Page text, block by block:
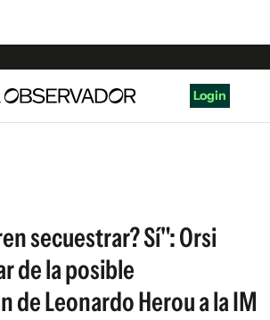
Login
secuestrar? Sí": Orsi
de la posible
de Leonardo Herou a la IM